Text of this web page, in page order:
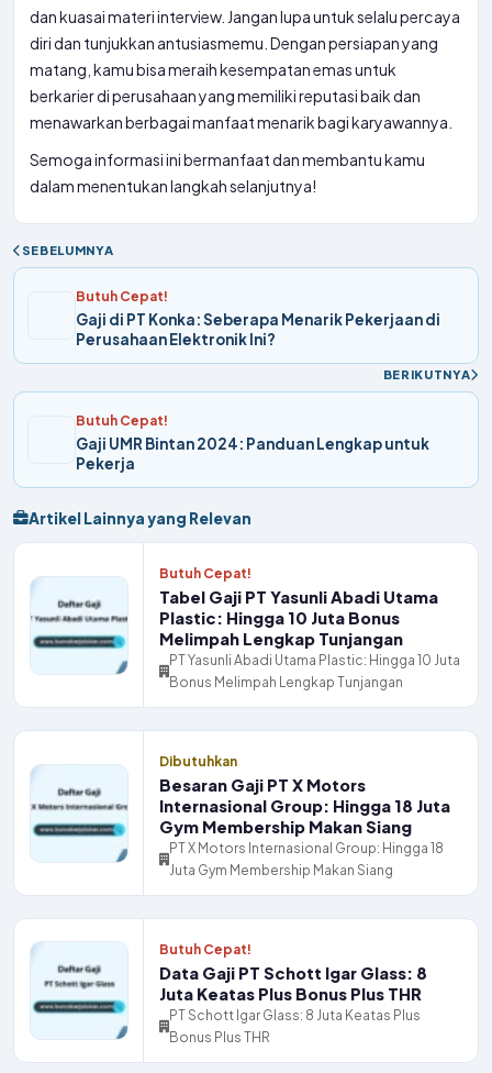
dan kuasai materi interview. Jangan lupa untuk selalu percaya
diri dan tunjukkan antusiasmemu. Dengan persiapan yang
matang, kamu bisa meraih kesempatan emas untuk
berkarier di perusahaan yang memiliki reputasi baik dan
menawarkan berbagai manfaat menarik bagi karyawannya.
Semoga informasi ini bermanfaat dan membantu kamu
dalam menentukan langkah selanjutnya!
SEBELUMNYA
Butuh Cepat!
Gaji di PT Konka: Seberapa Menarik Pekerjaan di
Perusahaan Elektronik Ini?
BERIKUTNYA
Butuh Cepat!
Gaji UMR Bintan 2024: Panduan Lengkap untuk
Pekerja
Artikel Lainnya yang Relevan
Butuh Cepat!
Tabel Gaji PT Yasunli Abadi Utama
Plastic: Hingga 10 Juta Bonus
Melimpah Lengkap Tunjangan
PT Yasunli Abadi Utama Plastic: Hingga 10 Juta
Bonus Melimpah Lengkap Tunjangan
Dibutuhkan
Besaran Gaji PT X Motors
Internasional Group: Hingga 18 Juta
Gym Membership Makan Siang
PT X Motors Internasional Group: Hingga 18
Juta Gym Membership Makan Siang
Butuh Cepat!
Data Gaji PT Schott Igar Glass: 8
Juta Keatas Plus Bonus Plus THR
PT Schott Igar Glass: 8 Juta Keatas Plus
Bonus Plus THR